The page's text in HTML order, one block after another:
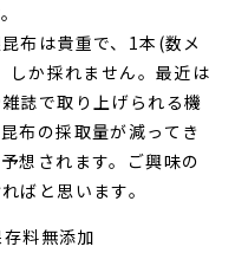
布は貴重で、1本(数メ
か採れません。最近は
誌で取り上げられる機
布の採取量が減ってき
想されます。ご興味の
ばと思います。
料無添加